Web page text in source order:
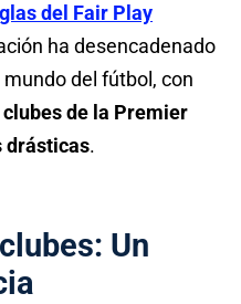
del Fair Play
ha desencadenado
del fútbol, con
de la Premier
drásticas.
Un